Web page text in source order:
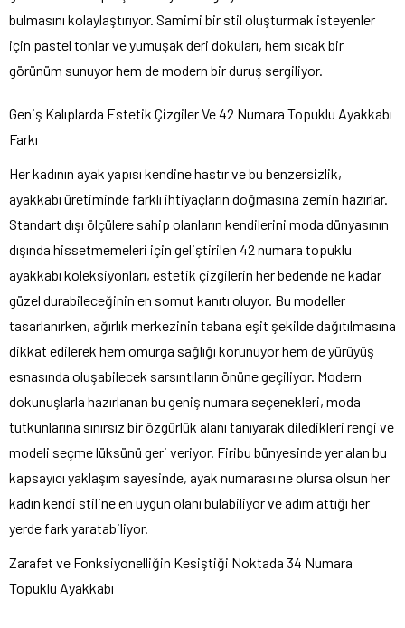
bulmasını kolaylaştırıyor. Samimi bir stil oluşturmak isteyenler
için pastel tonlar ve yumuşak deri dokuları, hem sıcak bir
görünüm sunuyor hem de modern bir duruş sergiliyor.
Geniş Kalıplarda Estetik Çizgiler Ve 42 Numara Topuklu Ayakkabı
Farkı
Her kadının ayak yapısı kendine hastır ve bu benzersizlik,
ayakkabı üretiminde farklı ihtiyaçların doğmasına zemin hazırlar.
Standart dışı ölçülere sahip olanların kendilerini moda dünyasının
dışında hissetmemeleri için geliştirilen 42 numara topuklu
ayakkabı koleksiyonları, estetik çizgilerin her bedende ne kadar
güzel durabileceğinin en somut kanıtı oluyor. Bu modeller
tasarlanırken, ağırlık merkezinin tabana eşit şekilde dağıtılmasına
dikkat edilerek hem omurga sağlığı korunuyor hem de yürüyüş
esnasında oluşabilecek sarsıntıların önüne geçiliyor. Modern
dokunuşlarla hazırlanan bu geniş numara seçenekleri, moda
tutkunlarına sınırsız bir özgürlük alanı tanıyarak diledikleri rengi ve
modeli seçme lüksünü geri veriyor. Firibu bünyesinde yer alan bu
kapsayıcı yaklaşım sayesinde, ayak numarası ne olursa olsun her
kadın kendi stiline en uygun olanı bulabiliyor ve adım attığı her
yerde fark yaratabiliyor.
Zarafet ve Fonksiyonelliğin Kesiştiği Noktada 34 Numara
Topuklu Ayakkabı